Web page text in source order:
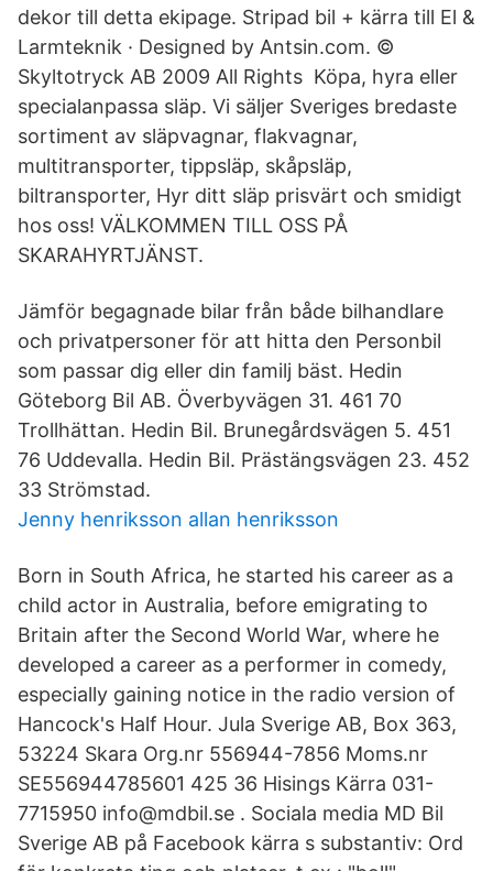
dekor till detta ekipage. Stripad bil + kärra till El &
Larmteknik · Designed by Antsin.com. ©
Skyltotryck AB 2009 All Rights Köpa, hyra eller
specialanpassa släp. Vi säljer Sveriges bredaste
sortiment av släpvagnar, flakvagnar,
multitransporter, tippsläp, skåpsläp,
biltransporter, Hyr ditt släp prisvärt och smidigt
hos oss! VÄLKOMMEN TILL OSS PÅ
SKARAHYRTJÄNST.
Jämför begagnade bilar från både bilhandlare
och privatpersoner för att hitta den Personbil
som passar dig eller din familj bäst. Hedin
Göteborg Bil AB. Överbyvägen 31. 461 70
Trollhättan. Hedin Bil. Brunegårdsvägen 5. 451
76 Uddevalla. Hedin Bil. Prästängsvägen 23. 452
33 Strömstad.
Jenny henriksson allan henriksson
Born in South Africa, he started his career as a
child actor in Australia, before emigrating to
Britain after the Second World War, where he
developed a career as a performer in comedy,
especially gaining notice in the radio version of
Hancock's Half Hour. Jula Sverige AB, Box 363,
53224 Skara Org.nr 556944-7856 Moms.nr
SE556944785601 425 36 Hisings Kärra 031-
7715950 info@mdbil.se . Sociala media MD Bil
Sverige AB på Facebook kärra s substantiv: Ord